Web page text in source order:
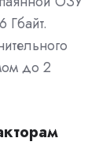
Гбайт.
до 2